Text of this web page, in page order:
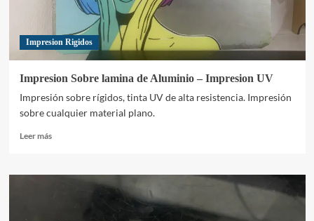
Impresion Rigidos
Impresion Sobre lamina de Aluminio – Impresion UV
Impresión sobre rígidos, tinta UV de alta resistencia. Impresión
sobre cualquier material plano.
Leer másLeer
Impresion